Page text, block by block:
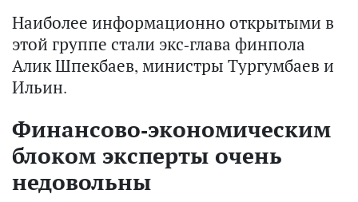
Наиболее информационно открытыми в
этой группе стали экс-глава финпола
Алик Шпекбаев, министры Тургумбаев и
Ильин.
Финансово-экономическим
блоком эксперты очень
недовольны